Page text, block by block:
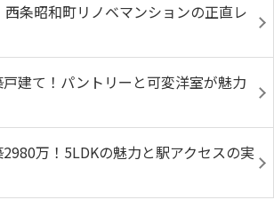
条昭和町リノベマンションの正直レ
建て！パントリーと可変洋室が魅力
万！5LDKの魅力と駅アクセスの実